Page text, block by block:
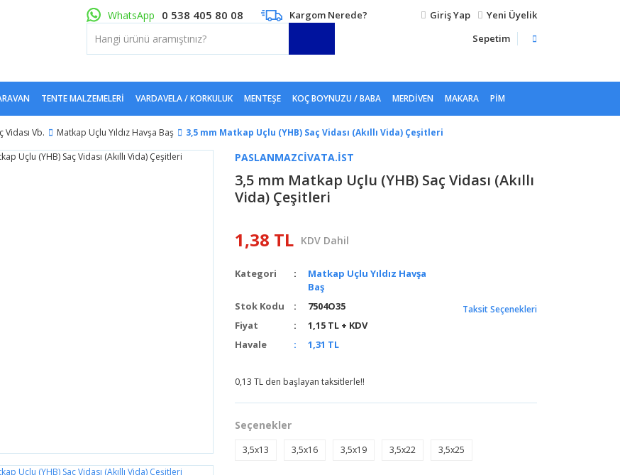
WhatsApp 0 538 405 80 08 Kargom Nerede? Giriş Yap
Yeni Üyelik
Sepetim
TENTE MALZEMELERI VARDAVELA / KORKULUK MENTEŞE KOÇ BOYNUZU / BABA MERDIVEN MAKARA PIM
Vidası Vb. Matkap Uçlu Yıldız Havşa Baş 3,5 mm Matkap Uçlu (YHB) Saç Vidası (Akıllı Vida) Çeşitleri
PASLANMAZCIVATA.IST
3,5 mm Matkap Uçlu (YHB) Saç Vidası (Akıllı
Vida) Çeşitleri
1,38 TL KDV Dahil
Kategori
Matkap Uçlu Yıldız Havşa
Baş
Stok Kodu
7504O35
Fiyat
1,15 TL + KDV
Havale
1,31 TL
Taksit Seçenekleri
0,13 TL den başlayan taksitlerle!!
Seçenekler
3,5x13 3,5x16 3,5x19 3,5x22 3,5x25